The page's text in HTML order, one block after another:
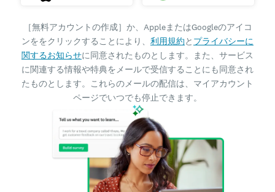
［無料アカウントの作成］か、AppleまたはGoogleのアイコ
ンををクリックすることにより、 利用規約と プライバシーに
関するお知らせに同意されたものとします。また、サービス
に関連する情報や特典をメールで受信することにも同意され
たものとします。これらのメールの配信は、マイアカウント
ページでいつでも停止できます。